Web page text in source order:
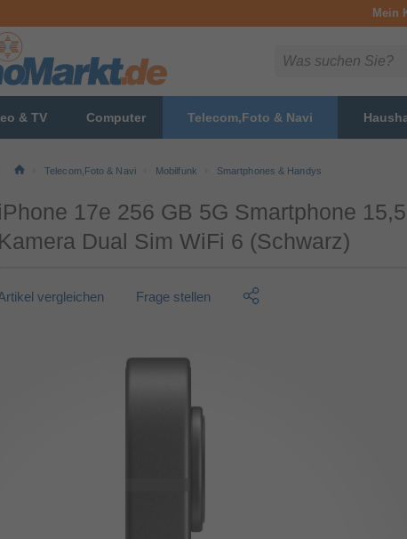
Mein
& TV Computer Telecom,Foto & Navi
Telecom,Foto & Navi Mobilfunk Smartphones & Handys
iPhone 17e 256 GB 5G Smartphone
Kamera Dual Sim WiFi 6 (Schwarz)
vergleichen Frage stellen